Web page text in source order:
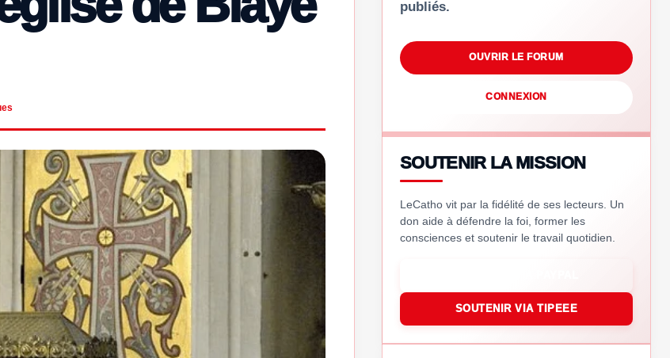
publiés.
OUVRIR LE FORUM
CONNEXION
SOUTENIR LA MISSION
LeCatho vit par la fidélité de ses lecteurs. Un
don aide à défendre la foi, former les
consciences et soutenir le travail quotidien.
SOUTENIR VIA TIPEEE